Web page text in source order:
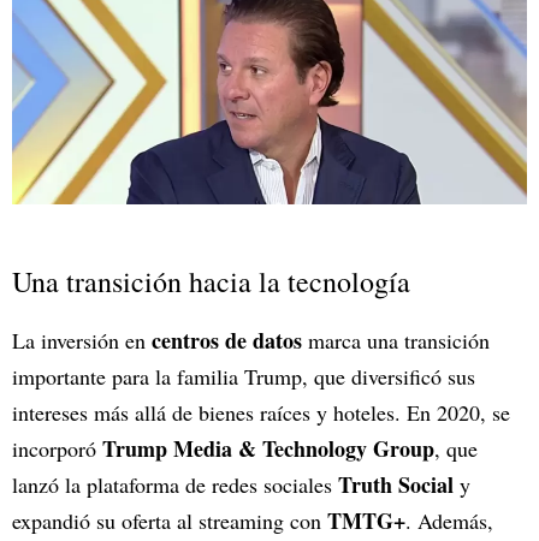
Una transición hacia la tecnología
La inversión en centros de datos marca una transición
importante para la familia Trump, que diversificó sus
intereses más allá de bienes raíces y hoteles. En 2020, se
incorporó Trump Media & Technology Group, que
lanzó la plataforma de redes sociales Truth Social y
expandió su oferta al streaming con TMTG+. Además,